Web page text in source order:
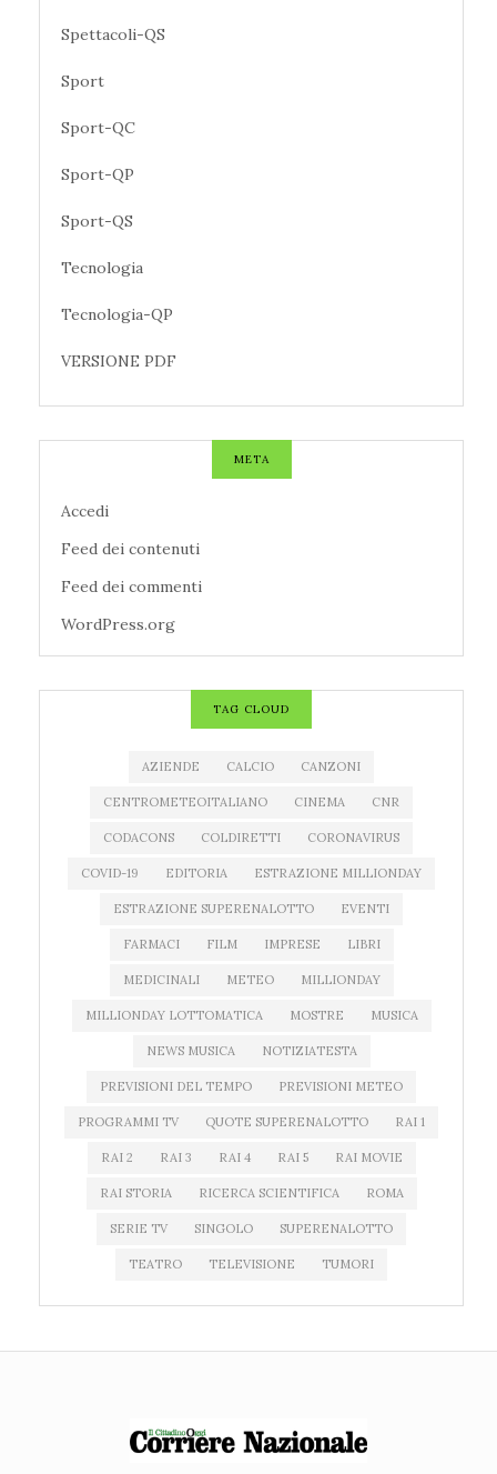
Spettacoli-QS
Sport
Sport-QC
Sport-QP
Sport-QS
Tecnologia
Tecnologia-QP
VERSIONE PDF
META
Accedi
Feed dei contenuti
Feed dei commenti
WordPress.org
TAG CLOUD
AZIENDE CALCIO CANZONI
CENTROMETEOITALIANO CINEMA CNR
CODACONS COLDIRETTI CORONAVIRUS
COVID-19 EDITORIA ESTRAZIONE MILLIONDAY
ESTRAZIONE SUPERENALOTTO EVENTI
FARMACI FILM IMPRESE LIBRI
MEDICINALI METEO MILLIONDAY
MILLIONDAY LOTTOMATICA MOSTRE MUSICA
NEWS MUSICA NOTIZIATESTA
PREVISIONI DEL TEMPO PREVISIONI METEO
PROGRAMMI TV QUOTE SUPERENALOTTO RAI 1
RAI 2 RAI 3 RAI 4 RAI 5 RAI MOVIE
RAI STORIA RICERCA SCIENTIFICA ROMA
SERIE TV SINGOLO SUPERENALOTTO
TEATRO TELEVISIONE TUMORI